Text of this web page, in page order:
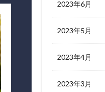
2023年6月
2023年5月
2023年4月
2023年3月